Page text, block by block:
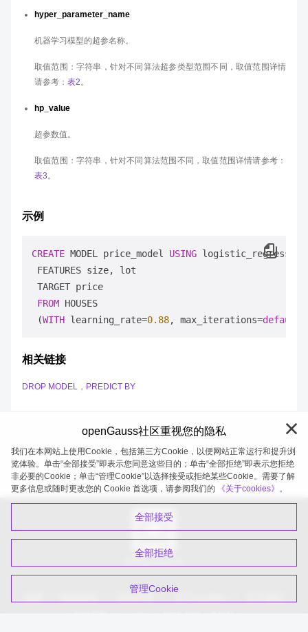
hyper_parameter_name
机器学习模型的超参名称。
取值范围：字符串，针对不同算法超参类型范围不同，取值范围详情
请参考： 表2。
hp_value
超参数值。
取值范围：字符串，针对不同算法范围不同，取值范围详情请参考：
表3。
示例
CREATE MODEL price_model USING logistic_regression
FEATURES size, lot
TARGET price
FROM HOUSES
(WITH learning_rate=0.88, max_iterations=default
相关链接
DROP MODEL ， PREDICT BY
openGauss 2026-08-05 20:27:52
openGauss社区重视您的隐私
我们在本网站上使用Cookie，包括第三方Cookie，以便网站正常运行和提升浏
览体验。单击“全部接受”即表示您同意这些目的；单击“全部拒绝”即表示您拒绝
非必要的Cookie；单击“管理Cookie”以选择接受或拒绝某些Cookie。需要了解
更多信息或随时更改您的 Cookie 首选项，请参阅我们的
《关于cookies》。
全部接受
全部拒绝
管理Cookie